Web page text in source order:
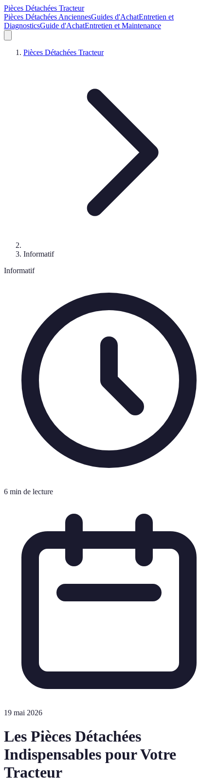
Pièces Détachées Tracteur
Pièces Détachées AnciennesGuides d'AchatEntretien et
DiagnosticsGuide d'AchatEntretien et Maintenance
Pièces Détachées Tracteur
Informatif
Informatif
6 min de lecture
19 mai 2026
Les Pièces Détachées
Indispensables pour Votre
Tracteur